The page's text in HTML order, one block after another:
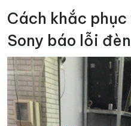
Cách khắc
Sony báo lỗi